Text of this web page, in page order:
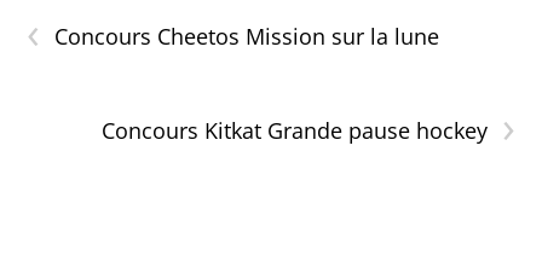
‹ Concours Cheetos Mission sur la lune
›
Concours Kitkat Grande pause hockey